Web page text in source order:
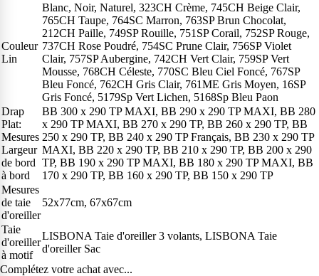
Couleur
Lin
Blanc, Noir, Naturel, 323CH Crème, 745CH Beige Clair,
765CH Taupe, 764SC Marron, 763SP Brun Chocolat,
212CH Paille, 749SP Rouille, 751SP Corail, 752SP Rouge,
737CH Rose Poudré, 754SC Prune Clair, 756SP Violet
Clair, 757SP Aubergine, 742CH Vert Clair, 759SP Vert
Mousse, 768CH Céleste, 770SC Bleu Ciel Foncé, 767SP
Bleu Foncé, 762CH Gris Clair, 761ME Gris Moyen, 16SP
Gris Foncé, 5179Sp Vert Lichen, 5168Sp Bleu Paon
Drap
Plat:
Mesures
Largeur
de bord
à bord
BB 300 x 290 TP MAXI, BB 290 x 290 TP MAXI, BB 280
x 290 TP MAXI, BB 270 x 290 TP, BB 260 x 290 TP, BB
250 x 290 TP, BB 240 x 290 TP Français, BB 230 x 290 TP
MAXI, BB 220 x 290 TP, BB 210 x 290 TP, BB 200 x 290
TP, BB 190 x 290 TP MAXI, BB 180 x 290 TP MAXI, BB
170 x 290 TP, BB 160 x 290 TP, BB 150 x 290 TP
Mesures
de taie
d'oreiller
52x77cm, 67x67cm
Taie
d'oreiller
à motif
LISBONA Taie d'oreiller 3 volants, LISBONA Taie
d'oreiller Sac
Complétez votre achat avec...